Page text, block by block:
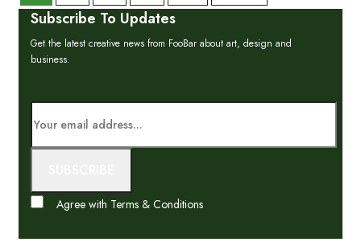
Subscribe To Updates
Get the latest creative news from FooBar about art, design and
business.
Agree with Terms & Conditions